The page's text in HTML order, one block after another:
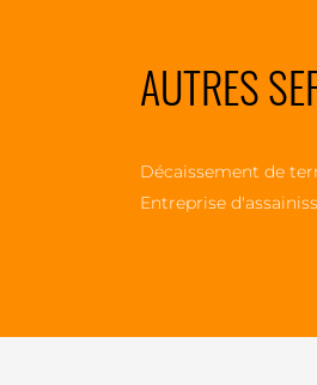
AUTRES
Décaissement de
Entreprise